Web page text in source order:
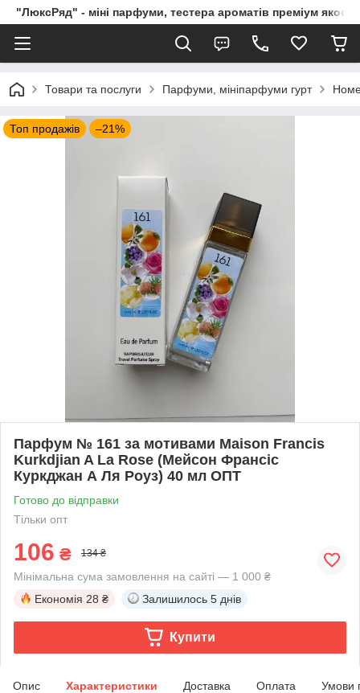
"ЛюксРяд" - міні парфуми, тестера ароматів преміум
Товари та послуги Парфуми, мініпарфуми гурт
Топ продажів –21%
Парфум № 161 за мотивами Maison Francis
Kurkdjian A La Rose (Мейсон Франсіс
Куркджан А Ля Роуз) 40 мл ОПТ
Готово до відправки
Тільки опт
106 ₴ 134 ₴
Мінімальна сума замовлення на сайті — 1 000 ₴
Економія 28 ₴ Залишилось 5 днів
Купити
Опис Характеристики Доставка Оплата Умови